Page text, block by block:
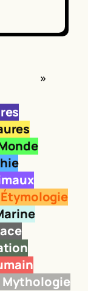
»
Mythologie